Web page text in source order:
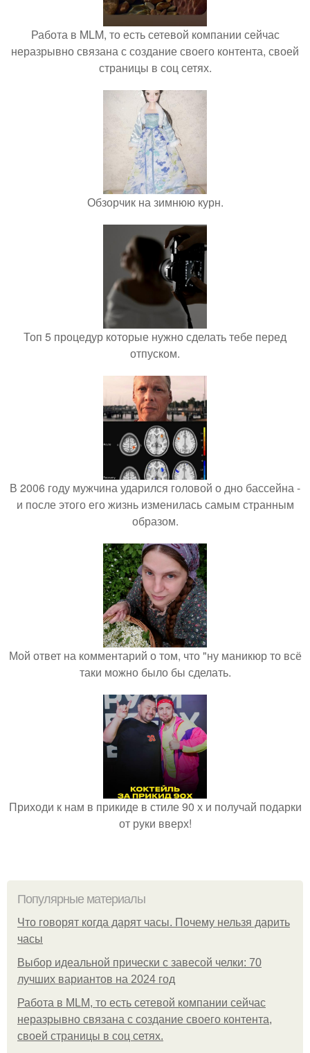
Работа в MLM, то есть сетевой компании сейчас
неразрывно связана с создание своего контента, своей
страницы в соц сетях.
Обзорчик на зимнюю курн.
Топ 5 процедур которые нужно сделать тебе перед
отпуском.
В 2006 году мужчина ударился головой о дно бассейна -
и после этого его жизнь изменилась самым странным
образом.
Мой ответ на комментарий о том, что "ну маникюр то всё
таки можно было бы сделать.
Приходи к нам в прикиде в стиле 90 х и получай подарки
от руки вверх!
Популярные материалы
Что говорят когда дарят часы. Почему нельзя дарить
часы
Выбор идеальной прически с завесой челки: 70
лучших вариантов на 2024 год
Работа в MLM, то есть сетевой компании сейчас
неразрывно связана с создание своего контента,
своей страницы в соц сетях.